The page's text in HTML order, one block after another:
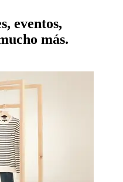
eventos,
más.